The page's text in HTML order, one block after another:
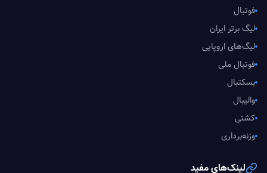
فوتبال
لیگ برتر ایران
لیگ‌های اروپایی
فوتبال ملی
بسکتبال
والیبال
کشتی
وزنه‌برداری
لینک‌های مفید